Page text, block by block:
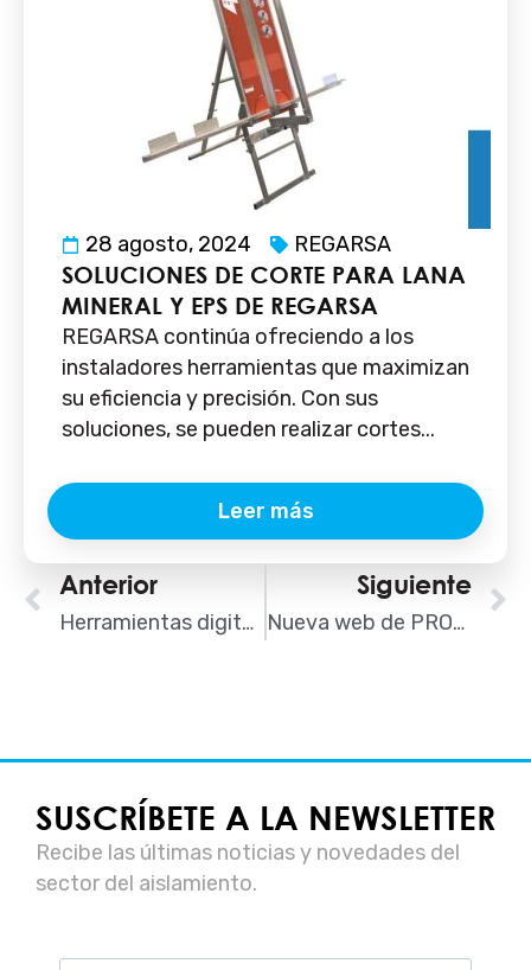
28 agosto, 2024 REGARSA
SOLUCIONES DE CORTE PARA LANA
MINERAL Y EPS DE REGARSA
REGARSA continúa ofreciendo a los
instaladores herramientas que maximizan
su eficiencia y precisión. Con sus
soluciones, se pueden realizar cortes...
Leer más
Ant
Anterior
Herramientas digitales SPIT útiles para instaladores
Siguiente
Nueva web de PROPAMSA: contenidos renovados, servicio 360º, formación virtual y calculadora de costes de proyectos
SUSCRÍBETE A LA NEWSLETTER
Recibe las últimas noticias y novedades del
sector del aislamiento.